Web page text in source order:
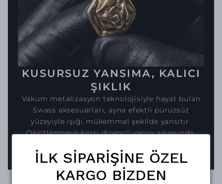
KUSURSUZ YANSIMA, KALICI
ŞIKLIK
Vakum metalizasyon teknolojisiyle hayat bulan
Swass aksesuarları, ayna efektli pürüzsüz
yüzeyiyle ışığı mükemmel şekilde yansıtır.
Oksitlenmeye karşı dirençli yapısı sayesinde,
İLK SİPARİŞİNE ÖZEL
KARGO BİZDEN